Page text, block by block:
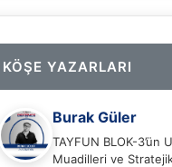
KÖŞE YAZARLARI
Burak Güler
TAYFUN BLOK-3’ün
Muadilleri ve Stratejik